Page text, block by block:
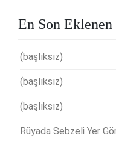
En Son
(başlıksız)
(başlıksız)
(başlıksız)
Rüyada Sebzeli Yer